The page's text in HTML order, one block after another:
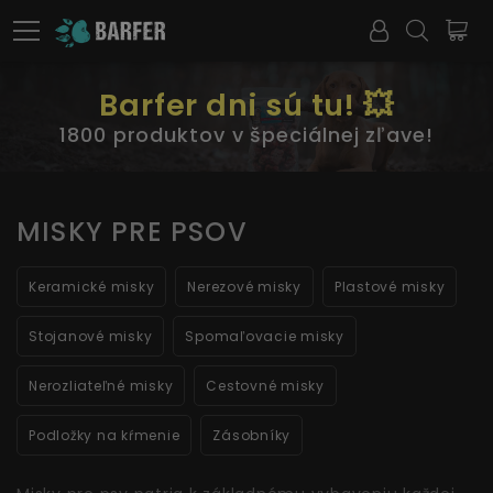
Barfer dni sú tu! 💥
1800 produktov v špeciálnej zľave!
MISKY PRE PSOV
Keramické misky Nerezové misky Plastové misky
Stojanové misky Spomaľovacie misky
Nerozliateľné misky Cestovné misky
Podložky na kŕmenie Zásobníky